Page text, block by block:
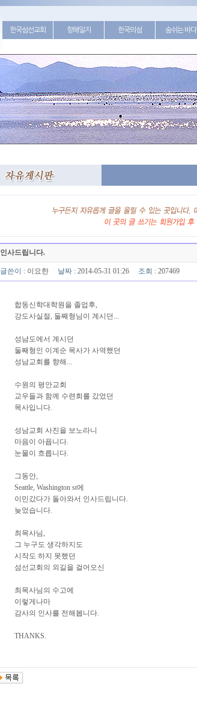
한국섬선교회 항해일지 한국의섬 숨쉬는 바다
인사드립니다.
글쓴이 : 이요한 날짜 : 2014-05-31 01:26 조회 : 207469
합동신학대학원을 졸업후,
강도사실절, 둘째형님이 계시던...
성남도에서 계시던
둘째형인 이계순 목사가 사역했던
성남교회를 향해...
수원의 평안교회
교우들과 함께 수련회를 갔었던
목사입니다.
성남교회 사진을 보노라니
마음이 아픕니다.
눈물이 흐릅니다.
그동안,
Seattle, Washington st에
이민갔다가 돌아와서 인사드립니다.
늦었습니다.
최목사님,
그 누구도 생각하지도
시작도 하지 못했던
섬선교회의 외길을 걸어오신
최목사님의 수고에
이렇게나마
감사의 인사를 전해봅니다.
THANKS.